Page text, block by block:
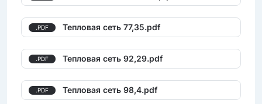
.PDF Тепловая сеть 77,35.pdf
.PDF Тепловая сеть 92,29.pdf
.PDF Тепловая сеть 98,4.pdf